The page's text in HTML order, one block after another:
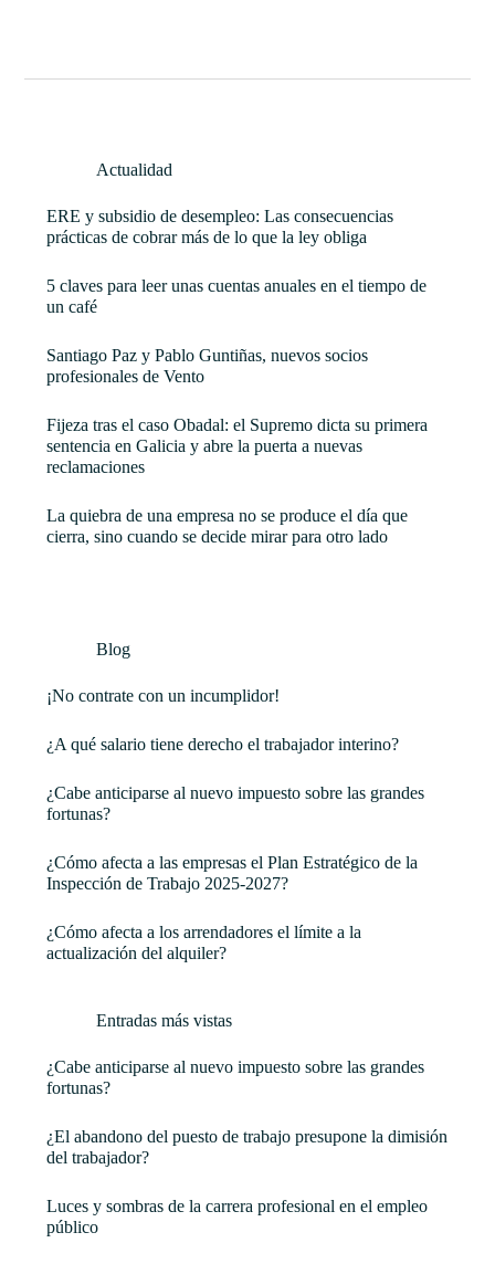
Actualidad
ERE y subsidio de desempleo: Las consecuencias
prácticas de cobrar más de lo que la ley obliga
5 claves para leer unas cuentas anuales en el tiempo de
un café
Santiago Paz y Pablo Guntiñas, nuevos socios
profesionales de Vento
Fijeza tras el caso Obadal: el Supremo dicta su primera
sentencia en Galicia y abre la puerta a nuevas
reclamaciones
La quiebra de una empresa no se produce el día que
cierra, sino cuando se decide mirar para otro lado
Blog
¡No contrate con un incumplidor!
¿A qué salario tiene derecho el trabajador interino?
¿Cabe anticiparse al nuevo impuesto sobre las grandes
fortunas?
¿Cómo afecta a las empresas el Plan Estratégico de la
Inspección de Trabajo 2025-2027?
¿Cómo afecta a los arrendadores el límite a la
actualización del alquiler?
Entradas más vistas
¿Cabe anticiparse al nuevo impuesto sobre las grandes
fortunas?
¿El abandono del puesto de trabajo presupone la dimisión
del trabajador?
Luces y sombras de la carrera profesional en el empleo
público